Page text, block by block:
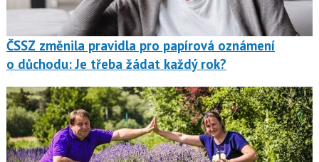
ČSSZ změnila pravidla pro papírová oznámení
o důchodu: Je třeba žádat každý rok?